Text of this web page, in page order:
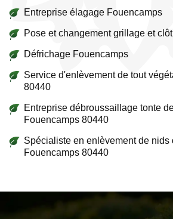
Entreprise élagage Fouencamps
Pose et changement grillage et
Défrichage Fouencamps
Service d'enlèvement de tout
80440
Entreprise débroussaillage tonte
Fouencamps 80440
Spécialiste en enlèvement de nids
Fouencamps 80440